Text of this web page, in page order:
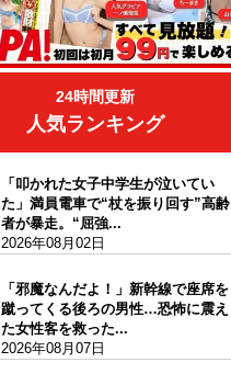
24時間更新
人気ランキング
「叩かれた女子中学生が泣いてい
た」満員電車で“杖を振り回す”高齢
者が暴走。“屈強...
2026年08月02日
「邪魔なんだよ！」新幹線で座席を
蹴ってくる後ろの男性…恐怖に震え
た女性客を救った...
2026年08月07日